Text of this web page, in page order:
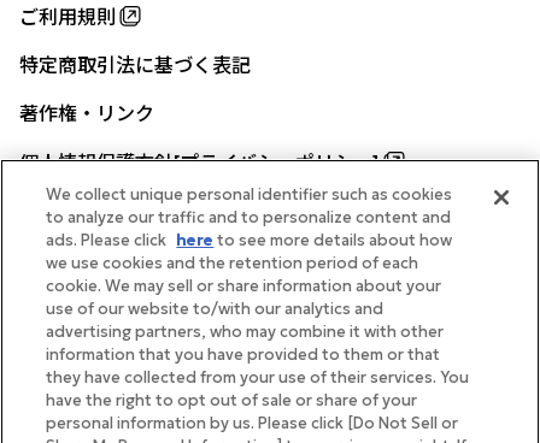
ご利用規則
特定商取引法に基づく表記
著作権・リンク
個人情報保護方針[プライバシーポリシー]
帝国ホテル公式サイト
FOLLOW
We collect unique personal identifier such as cookies
to analyze our traffic and to personalize content and
ads. Please click here to see more details about how
we use cookies and the retention period of each
cookie. We may sell or share information about your
use of our website to/with our analytics and
advertising partners, who may combine it with other
information that you have provided to them or that
they have collected from your use of their services. You
have the right to opt out of sale or share of your
personal information by us. Please click [Do Not Sell or